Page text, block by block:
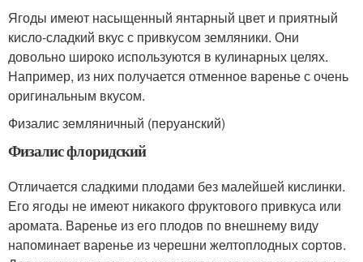
Ягоды имеют насыщенный янтарный цвет и приятный
кисло-сладкий вкус с привкусом земляники. Они
довольно широко используются в кулинарных целях.
Например, из них получается отменное варенье с очень
оригинальным вкусом.
Физалис земляничный (перуанский)
Физалис флоридский
Отличается сладкими плодами без малейшей кислинки.
Его ягоды не имеют никакого фруктового привкуса или
аромата. Варенье из его плодов по внешнему виду
напоминает варенье из черешни желтоплодных сортов.